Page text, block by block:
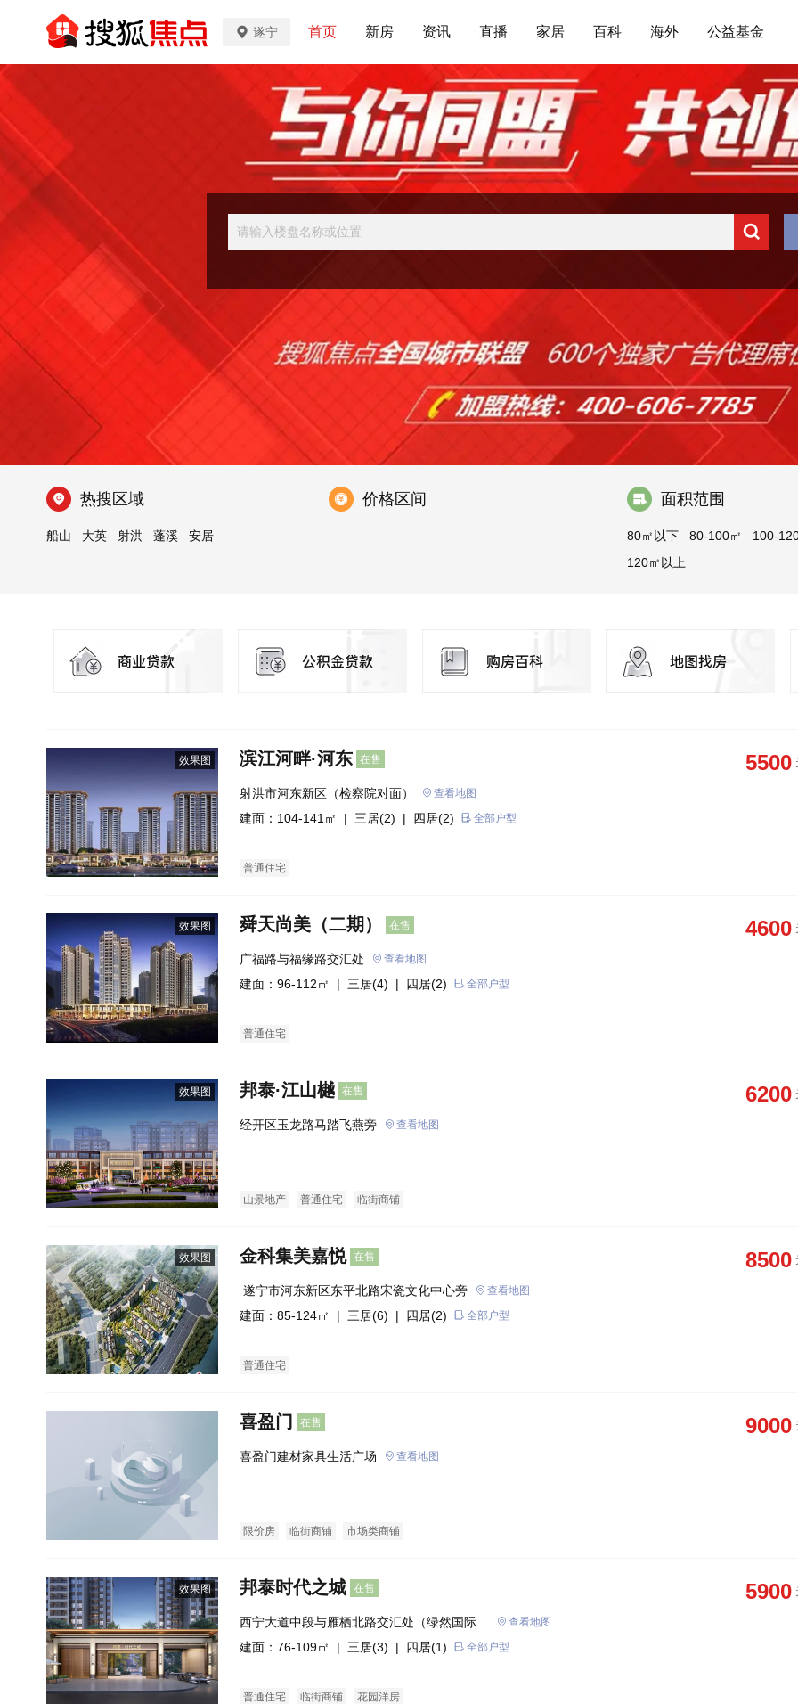
遂宁 首页 新房 资讯 直播 家居 百科 海外 公益基金
热搜区域
船山 大英 射洪 蓬溪 安居
价格区间 面积范围
80㎡以下 80-100㎡
100-
120㎡以上
效果图 滨江河畔·河东 在售 5500
射洪市河东新区（检察院对面） 查看地图
建面：104-141㎡ | 三居(2) | 四居(2) 全部户型
普通住宅
效果图 舜天尚美（二期） 在售 4600
广福路与福缘路交汇处 查看地图
建面：96-112㎡ | 三居(4) | 四居(2) 全部户型
普通住宅
效果图 邦泰·江山樾 在售 6200
经开区玉龙路马踏飞燕旁 查看地图
山景地产 普通住宅 临街商铺
效果图 金科集美嘉悦 在售 8500
遂宁市河东新区东平北路宋瓷文化中心旁 查看地图
建面：85-124㎡ | 三居(6) | 四居(2) 全部户型
普通住宅
喜盈门 在售 9000
喜盈门建材家具生活广场 查看地图
限价房 临街商铺 市场类商铺
效果图 邦泰时代之城 在售 5900
西宁大道中段与雁栖北路交汇处（绿然国际学
校旁）
查看地图
建面：76-109㎡ | 三居(3) | 四居(1) 全部户型
普通住宅 临街商铺 花园洋房